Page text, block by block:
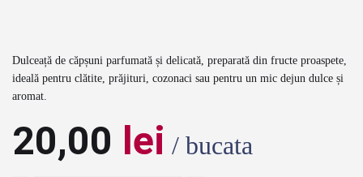
Dulceață de căpșuni parfumată și delicată, preparată din fructe proaspete,
ideală pentru clătite, prăjituri, cozonaci sau pentru un mic dejun dulce și
aromat.
20,00 lei / bucata